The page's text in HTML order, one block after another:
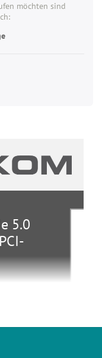
möchten sind
5.0